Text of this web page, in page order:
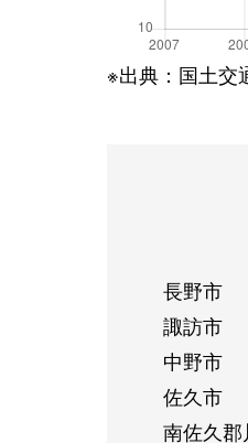
※出典：国土交
長野市
諏訪市
中野市
佐久市
南佐久